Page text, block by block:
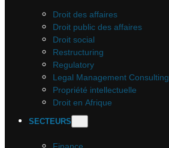
Droit des affaires
Droit public des affaires
Droit social
Restructuring
Regulatory
Legal Management Consulting
Propriété intellectuelle
Droit en Afrique
SECTEURS